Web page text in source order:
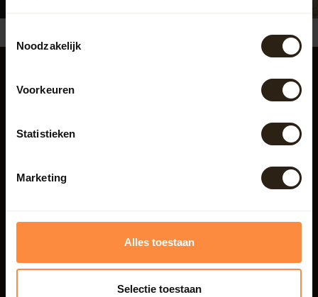
Noodzakelijk
Voorkeuren
Statistieken
Marketing
Alles toestaan
Selectie toestaan
4.6
Barrel Atelier
8181 LC Heerde
Openingstijden:
09:00–17:00